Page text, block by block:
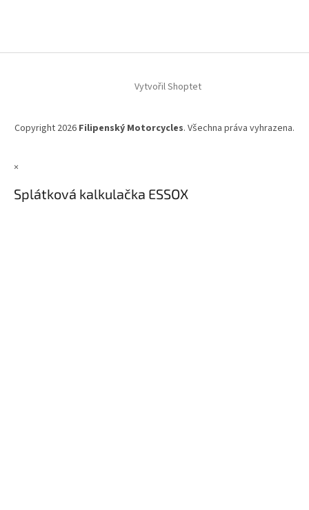
Vytvořil Shoptet
Copyright 2026 Filipenský Motorcycles. Všechna práva vyhrazena.
×
Splátková kalkulačka ESSOX